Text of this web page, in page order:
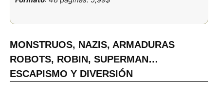
MONSTRUOS, NAZIS, ARMADURAS
ROBOTS, ROBIN, SUPERMAN…
ESCAPISMO Y DIVERSIÓN